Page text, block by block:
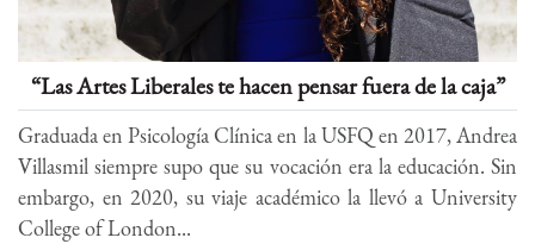
“Las Artes Liberales te hacen pensar fuera de la caja”
Graduada en Psicología Clínica en la USFQ en 2017, Andrea
Villasmil siempre supo que su vocación era la educación. Sin
embargo, en 2020, su viaje académico la llevó a University
College of London...